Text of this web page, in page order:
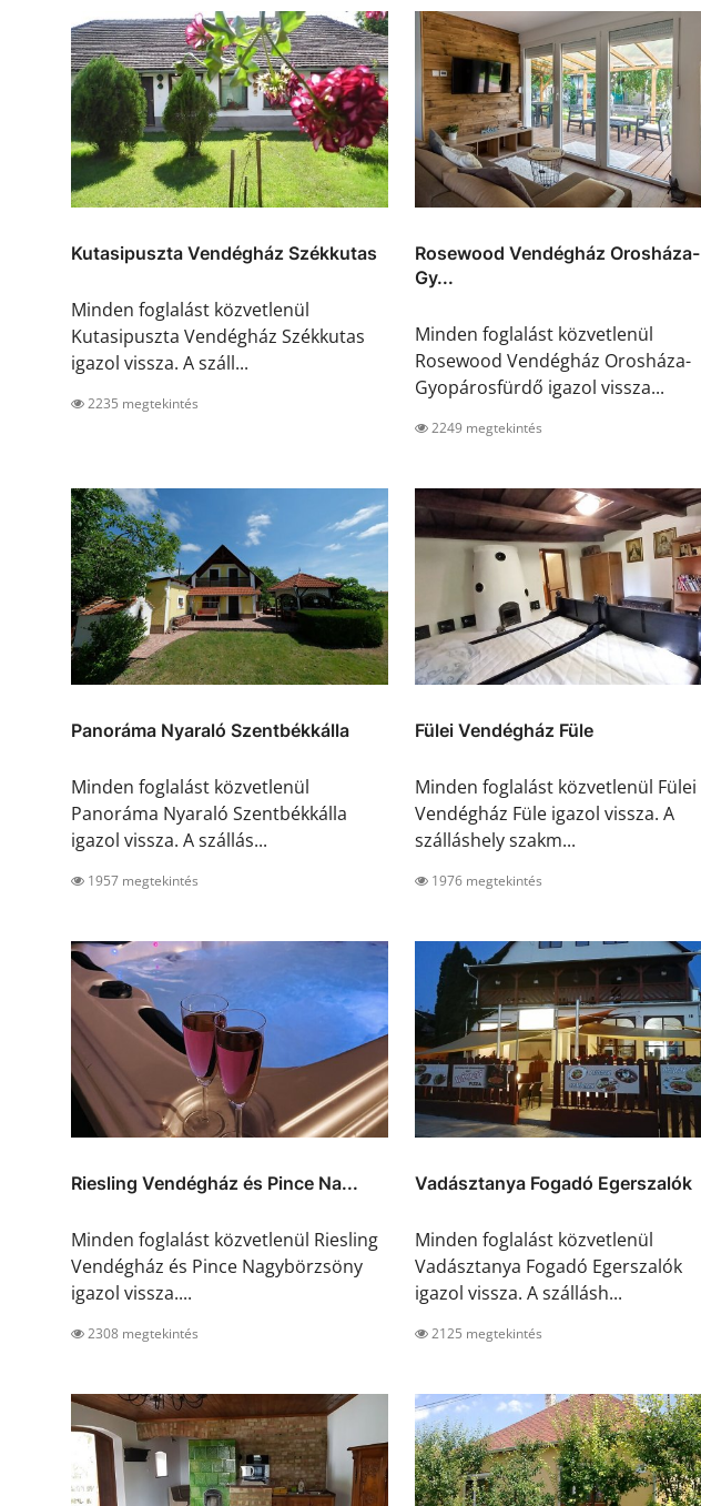
Kutasipuszta Vendégház Székkutas
Minden foglalást közvetlenül
Kutasipuszta Vendégház Székkutas
igazol vissza. A száll...
2235 megtekintés
Rosewood Vendégház Orosháza-
Gy...
Minden foglalást közvetlenül
Rosewood Vendégház Orosháza-
Gyopárosfürdő igazol vissza...
2249 megtekintés
Panoráma Nyaraló Szentbékkálla
Minden foglalást közvetlenül
Panoráma Nyaraló Szentbékkálla
igazol vissza. A szállás...
1957 megtekintés
Fülei Vendégház Füle
Minden foglalást közvetlenül Fülei
Vendégház Füle igazol vissza. A
szálláshely szakm...
1976 megtekintés
Riesling Vendégház és Pince Na...
Minden foglalást közvetlenül Riesling
Vendégház és Pince Nagybörzsöny
igazol vissza....
2308 megtekintés
Vadásztanya Fogadó Egerszalók
Minden foglalást közvetlenül
Vadásztanya Fogadó Egerszalók
igazol vissza. A szállásh...
2125 megtekintés